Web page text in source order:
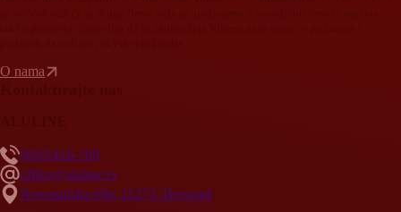
O nama
069/2416-769
office@aluline.rs
Novosadska 69a, 11273, Beograd